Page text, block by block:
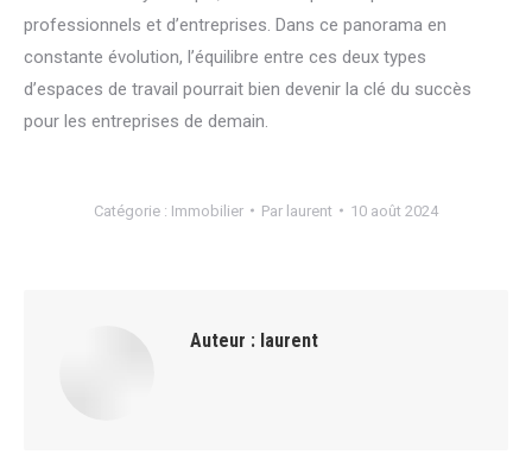
professionnels et d’entreprises. Dans ce panorama en
constante évolution, l’équilibre entre ces deux types
d’espaces de travail pourrait bien devenir la clé du succès
pour les entreprises de demain.
Catégorie : Immobilier Par laurent 10 août 2024
Auteur : laurent